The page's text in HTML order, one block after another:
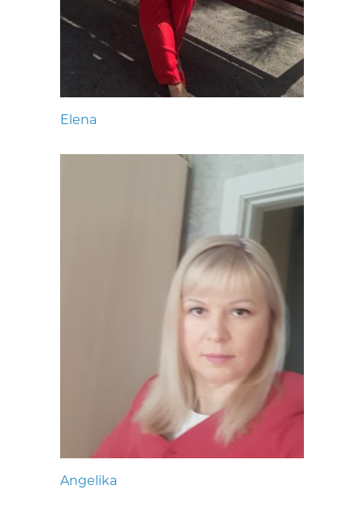
Elena
Angelika